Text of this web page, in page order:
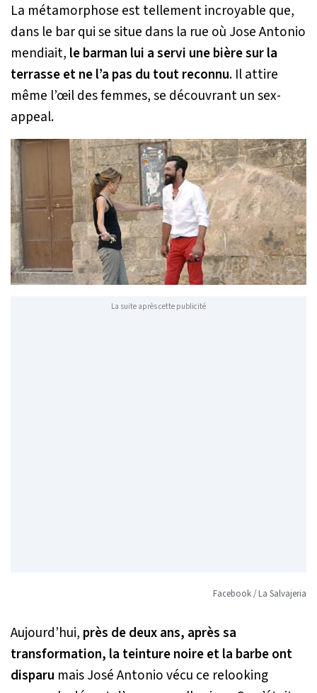
La métamorphose est tellement incroyable que,
dans le bar qui se situe dans la rue où Jose Antonio
mendiait, le barman lui a servi une bière sur la
terrasse et ne l’a pas du tout reconnu. Il attire
même l’œil des femmes, se découvrant un sex-
appeal.
La suite après cette publicité
Facebook / La Salvajeria
Aujourd’hui, près de deux ans, après sa
transformation, la teinture noire et la barbe ont
disparu mais José Antonio vécu ce relooking